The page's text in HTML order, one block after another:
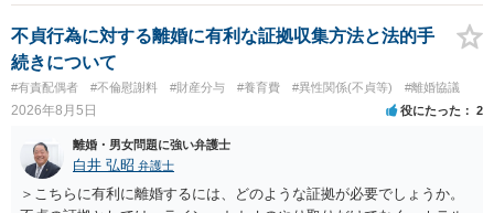
性も認められそうですので、あまり慰謝料は高額にならないように思
われます。 一度、最寄りの弁護士に相談してみてください。
不貞行為に対する離婚に有利な証拠収集方法と法的手
続きについて
#有責配偶者 #不倫慰謝料 #財産分与 #養育費 #異性関係(不貞等) #離婚協議
2026年8月5日 役にたった 2
離婚・男女問題に強い弁護士
白井 弘昭 弁護士
＞こちらに有利に離婚するには、どのような証拠が必要でしょうか。